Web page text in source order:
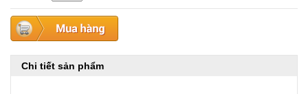
Chi tiết sản phẩm